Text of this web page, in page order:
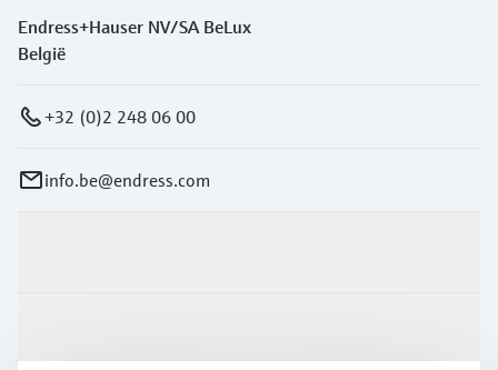
Endress+Hauser NV/SA BeLux
België
+32 (0)2 248 06 00
info.be@endress.com